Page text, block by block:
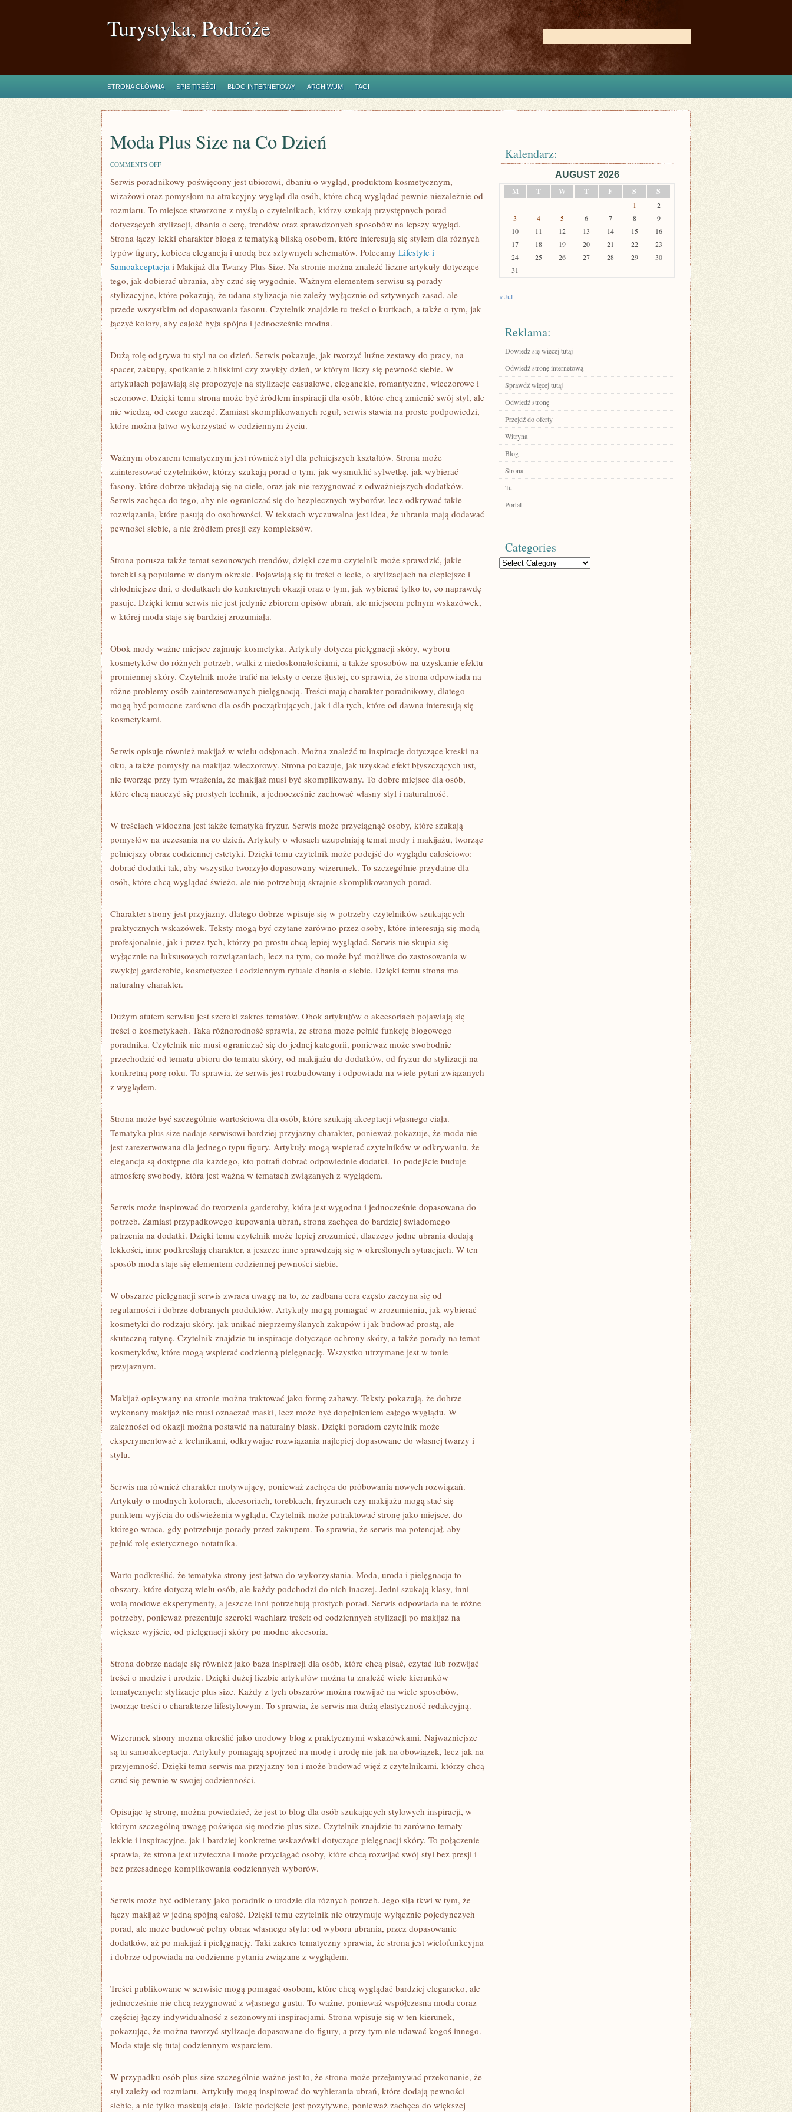
Turystyka, Podróże
STRONA GŁÓWNA SPIS TREŚCI BLOG INTERNETOWY ARCHIWUM TAGI
Moda Plus Size na Co Dzień
COMMENTS OFFON
PLUS
NA
CO
DZIEŃ
Serwis poradnikowy poświęcony jest ubiorowi, dbaniu o wygląd, produktom kosmetycznym,
wizażowi oraz pomysłom na atrakcyjny wygląd dla osób, które chcą wyglądać pewnie niezależnie od
rozmiaru. To miejsce stworzone z myślą o czytelnikach, którzy szukają przystępnych porad
dotyczących stylizacji, dbania o cerę, trendów oraz sprawdzonych sposobów na lepszy wygląd.
Strona łączy lekki charakter bloga z tematyką bliską osobom, które interesują się stylem dla różnych
typów figury, kobiecą elegancją i urodą bez sztywnych schematów. Polecamy Lifestyle i
Samoakceptacja i Makijaż dla Twarzy Plus Size. Na stronie można znaleźć liczne artykuły dotyczące
tego, jak dobierać ubrania, aby czuć się wygodnie. Ważnym elementem serwisu są porady
stylizacyjne, które pokazują, że udana stylizacja nie zależy wyłącznie od sztywnych zasad, ale
przede wszystkim od dopasowania fasonu. Czytelnik znajdzie tu treści o kurtkach, a także o tym, jak
łączyć kolory, aby całość była spójna i jednocześnie modna.
Dużą rolę odgrywa tu styl na co dzień. Serwis pokazuje, jak tworzyć luźne zestawy do pracy, na
spacer, zakupy, spotkanie z bliskimi czy zwykły dzień, w którym liczy się pewność siebie. W
artykułach pojawiają się propozycje na stylizacje casualowe, eleganckie, romantyczne, wieczorowe i
sezonowe. Dzięki temu strona może być źródłem inspiracji dla osób, które chcą zmienić swój styl, ale
nie wiedzą, od czego zacząć. Zamiast skomplikowanych reguł, serwis stawia na proste podpowiedzi,
które można łatwo wykorzystać w codziennym życiu.
Ważnym obszarem tematycznym jest również styl dla pełniejszych kształtów. Strona może
zainteresować czytelników, którzy szukają porad o tym, jak wysmuklić sylwetkę, jak wybierać
fasony, które dobrze układają się na ciele, oraz jak nie rezygnować z odważniejszych dodatków.
Serwis zachęca do tego, aby nie ograniczać się do bezpiecznych wyborów, lecz odkrywać takie
rozwiązania, które pasują do osobowości. W tekstach wyczuwalna jest idea, że ubrania mają dodawać
pewności siebie, a nie źródłem presji czy kompleksów.
Strona porusza także temat sezonowych trendów, dzięki czemu czytelnik może sprawdzić, jakie
torebki są popularne w danym okresie. Pojawiają się tu treści o lecie, o stylizacjach na cieplejsze i
chłodniejsze dni, o dodatkach do konkretnych okazji oraz o tym, jak wybierać tylko to, co naprawdę
pasuje. Dzięki temu serwis nie jest jedynie zbiorem opisów ubrań, ale miejscem pełnym wskazówek,
w której moda staje się bardziej zrozumiała.
Obok mody ważne miejsce zajmuje kosmetyka. Artykuły dotyczą pielęgnacji skóry, wyboru
kosmetyków do różnych potrzeb, walki z niedoskonałościami, a także sposobów na uzyskanie efektu
promiennej skóry. Czytelnik może trafić na teksty o cerze tłustej, co sprawia, że strona odpowiada na
różne problemy osób zainteresowanych pielęgnacją. Treści mają charakter poradnikowy, dlatego
mogą być pomocne zarówno dla osób początkujących, jak i dla tych, które od dawna interesują się
kosmetykami.
Serwis opisuje również makijaż w wielu odsłonach. Można znaleźć tu inspiracje dotyczące kreski na
oku, a także pomysły na makijaż wieczorowy. Strona pokazuje, jak uzyskać efekt błyszczących ust,
nie tworząc przy tym wrażenia, że makijaż musi być skomplikowany. To dobre miejsce dla osób,
które chcą nauczyć się prostych technik, a jednocześnie zachować własny styl i naturalność.
W treściach widoczna jest także tematyka fryzur. Serwis może przyciągnąć osoby, które szukają
pomysłów na uczesania na co dzień. Artykuły o włosach uzupełniają temat mody i makijażu, tworząc
pełniejszy obraz codziennej estetyki. Dzięki temu czytelnik może podejść do wyglądu całościowo:
dobrać dodatki tak, aby wszystko tworzyło dopasowany wizerunek. To szczególnie przydatne dla
osób, które chcą wyglądać świeżo, ale nie potrzebują skrajnie skomplikowanych porad.
Charakter strony jest przyjazny, dlatego dobrze wpisuje się w potrzeby czytelników szukających
praktycznych wskazówek. Teksty mogą być czytane zarówno przez osoby, które interesują się modą
profesjonalnie, jak i przez tych, którzy po prostu chcą lepiej wyglądać. Serwis nie skupia się
wyłącznie na luksusowych rozwiązaniach, lecz na tym, co może być możliwe do zastosowania w
zwykłej garderobie, kosmetyczce i codziennym rytuale dbania o siebie. Dzięki temu strona ma
naturalny charakter.
Dużym atutem serwisu jest szeroki zakres tematów. Obok artykułów o akcesoriach pojawiają się
treści o kosmetykach. Taka różnorodność sprawia, że strona może pełnić funkcję blogowego
poradnika. Czytelnik nie musi ograniczać się do jednej kategorii, ponieważ może swobodnie
przechodzić od tematu ubioru do tematu skóry, od makijażu do dodatków, od fryzur do stylizacji na
konkretną porę roku. To sprawia, że serwis jest rozbudowany i odpowiada na wiele pytań związanych
z wyglądem.
Strona może być szczególnie wartościowa dla osób, które szukają akceptacji własnego ciała.
Tematyka plus size nadaje serwisowi bardziej przyjazny charakter, ponieważ pokazuje, że moda nie
jest zarezerwowana dla jednego typu figury. Artykuły mogą wspierać czytelników w odkrywaniu, że
elegancja są dostępne dla każdego, kto potrafi dobrać odpowiednie dodatki. To podejście buduje
atmosferę swobody, która jest ważna w tematach związanych z wyglądem.
Serwis może inspirować do tworzenia garderoby, która jest wygodna i jednocześnie dopasowana do
potrzeb. Zamiast przypadkowego kupowania ubrań, strona zachęca do bardziej świadomego
patrzenia na dodatki. Dzięki temu czytelnik może lepiej zrozumieć, dlaczego jedne ubrania dodają
lekkości, inne podkreślają charakter, a jeszcze inne sprawdzają się w określonych sytuacjach. W ten
sposób moda staje się elementem codziennej pewności siebie.
W obszarze pielęgnacji serwis zwraca uwagę na to, że zadbana cera często zaczyna się od
regularności i dobrze dobranych produktów. Artykuły mogą pomagać w zrozumieniu, jak wybierać
kosmetyki do rodzaju skóry, jak unikać nieprzemyślanych zakupów i jak budować prostą, ale
skuteczną rutynę. Czytelnik znajdzie tu inspiracje dotyczące ochrony skóry, a także porady na temat
kosmetyków, które mogą wspierać codzienną pielęgnację. Wszystko utrzymane jest w tonie
przyjaznym.
Makijaż opisywany na stronie można traktować jako formę zabawy. Teksty pokazują, że dobrze
wykonany makijaż nie musi oznaczać maski, lecz może być dopełnieniem całego wyglądu. W
zależności od okazji można postawić na naturalny blask. Dzięki poradom czytelnik może
eksperymentować z technikami, odkrywając rozwiązania najlepiej dopasowane do własnej twarzy i
stylu.
Serwis ma również charakter motywujący, ponieważ zachęca do próbowania nowych rozwiązań.
Artykuły o modnych kolorach, akcesoriach, torebkach, fryzurach czy makijażu mogą stać się
punktem wyjścia do odświeżenia wyglądu. Czytelnik może potraktować stronę jako miejsce, do
którego wraca, gdy potrzebuje porady przed zakupem. To sprawia, że serwis ma potencjał, aby
pełnić rolę estetycznego notatnika.
Warto podkreślić, że tematyka strony jest łatwa do wykorzystania. Moda, uroda i pielęgnacja to
obszary, które dotyczą wielu osób, ale każdy podchodzi do nich inaczej. Jedni szukają klasy, inni
wolą modowe eksperymenty, a jeszcze inni potrzebują prostych porad. Serwis odpowiada na te różne
potrzeby, ponieważ prezentuje szeroki wachlarz treści: od codziennych stylizacji po makijaż na
większe wyjście, od pielęgnacji skóry po modne akcesoria.
Strona dobrze nadaje się również jako baza inspiracji dla osób, które chcą pisać, czytać lub rozwijać
treści o modzie i urodzie. Dzięki dużej liczbie artykułów można tu znaleźć wiele kierunków
tematycznych: stylizacje plus size. Każdy z tych obszarów można rozwijać na wiele sposobów,
tworząc treści o charakterze lifestylowym. To sprawia, że serwis ma dużą elastyczność redakcyjną.
Wizerunek strony można określić jako urodowy blog z praktycznymi wskazówkami. Najważniejsze
są tu samoakceptacja. Artykuły pomagają spojrzeć na modę i urodę nie jak na obowiązek, lecz jak na
przyjemność. Dzięki temu serwis ma przyjazny ton i może budować więź z czytelnikami, którzy chcą
czuć się pewnie w swojej codzienności.
Opisując tę stronę, można powiedzieć, że jest to blog dla osób szukających stylowych inspiracji, w
którym szczególną uwagę poświęca się modzie plus size. Czytelnik znajdzie tu zarówno tematy
lekkie i inspiracyjne, jak i bardziej konkretne wskazówki dotyczące pielęgnacji skóry. To połączenie
sprawia, że strona jest użyteczna i może przyciągać osoby, które chcą rozwijać swój styl bez presji i
bez przesadnego komplikowania codziennych wyborów.
Serwis może być odbierany jako poradnik o urodzie dla różnych potrzeb. Jego siła tkwi w tym, że
łączy makijaż w jedną spójną całość. Dzięki temu czytelnik nie otrzymuje wyłącznie pojedynczych
porad, ale może budować pełny obraz własnego stylu: od wyboru ubrania, przez dopasowanie
dodatków, aż po makijaż i pielęgnację. Taki zakres tematyczny sprawia, że strona jest wielofunkcyjna
i dobrze odpowiada na codzienne pytania związane z wyglądem.
Treści publikowane w serwisie mogą pomagać osobom, które chcą wyglądać bardziej elegancko, ale
jednocześnie nie chcą rezygnować z własnego gustu. To ważne, ponieważ współczesna moda coraz
częściej łączy indywidualność z sezonowymi inspiracjami. Strona wpisuje się w ten kierunek,
pokazując, że można tworzyć stylizacje dopasowane do figury, a przy tym nie udawać kogoś innego.
Moda staje się tutaj codziennym wsparciem.
W przypadku osób plus size szczególnie ważne jest to, że strona może przełamywać przekonanie, że
styl zależy od rozmiaru. Artykuły mogą inspirować do wybierania ubrań, które dodają pewności
siebie, a nie tylko maskują ciało. Takie podejście jest pozytywne, ponieważ zachęca do większej
Kalendarz:
AUGUST 2026
M
T W T F S S
1
2
3
4 5 6 7 8
9
10
11 12 13 14 15
16
17
18 19 20 21 22
23
24
25 26 27 28 29
30
31
« Jul
Reklama:
Dowiedz się więcej tutaj
Odwiedź stronę internetową
Sprawdź więcej tutaj
Odwiedź stronę
Przejdź do oferty
Witryna
Blog
Strona
Tu
Portal
Categories
Categories